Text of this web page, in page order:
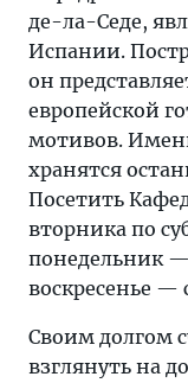
де-ла-Седе,
Испании.
он
европейской
мотивов.
хранятся
Посетить
вторника по
понедельник —
воскресенье —
Своим долгом
взглянуть на